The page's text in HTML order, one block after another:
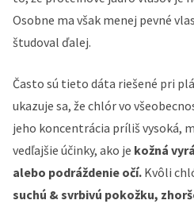
Osobne ma však menej pevné
študoval ďalej.
Často sú tieto dáta riešené pri
ukazuje sa, že chlór vo
jeho koncentrácia príliš vysoká,
vedľajšie účinky, ako je kožná
alebo podráždenie očí. Kvôli
suchú & svrbivú pokožku,